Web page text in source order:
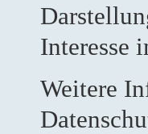
Interesse
Weitere